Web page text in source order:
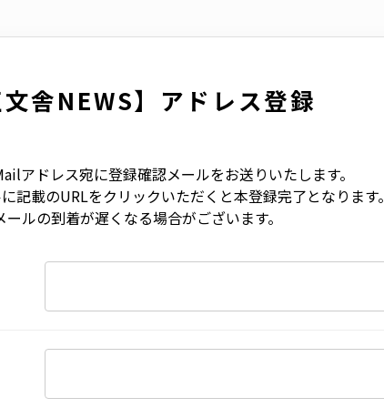
文舎NEWS】アドレス登録
アドレス宛に登録確認メールをお送りいたします。
記載のURLをクリックいただくと本登録完了となります。
ルの到着が遅くなる場合がございます。